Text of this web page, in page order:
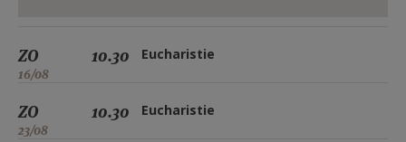
ZO
16/08
10.30 Eucharistie
ZO
23/08
10.30 Eucharistie